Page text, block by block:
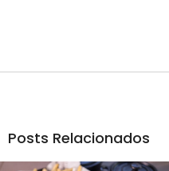
Posts Relacionados